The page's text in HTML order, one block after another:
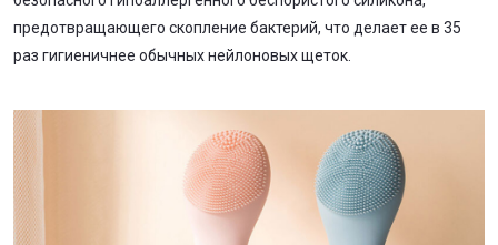
предотвращающего скопление бактерий, что делает ее в 35
раз гигиеничнее обычных нейлоновых щеток.